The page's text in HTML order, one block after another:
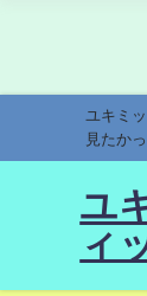
ユキミ
見たか
ユ
ィ